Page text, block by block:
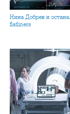
Нина Добрев и останалите
flatliners